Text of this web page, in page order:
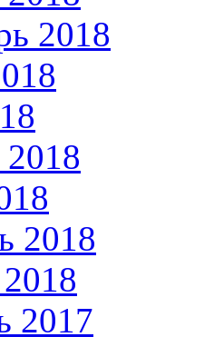
2018
2018
2017